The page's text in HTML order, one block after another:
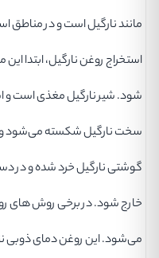
مانند نارگیل است و در مناطق
استخراج روغن نارگیل، ابتدا
شود. شیر نارگیل مغذی است و
سخت نارگیل شکسته می‌شود
گوشتی نارگیل خرد شده و در
خارج شود. در برخی روش های
می‌شود. این روغن دمای ذوبی